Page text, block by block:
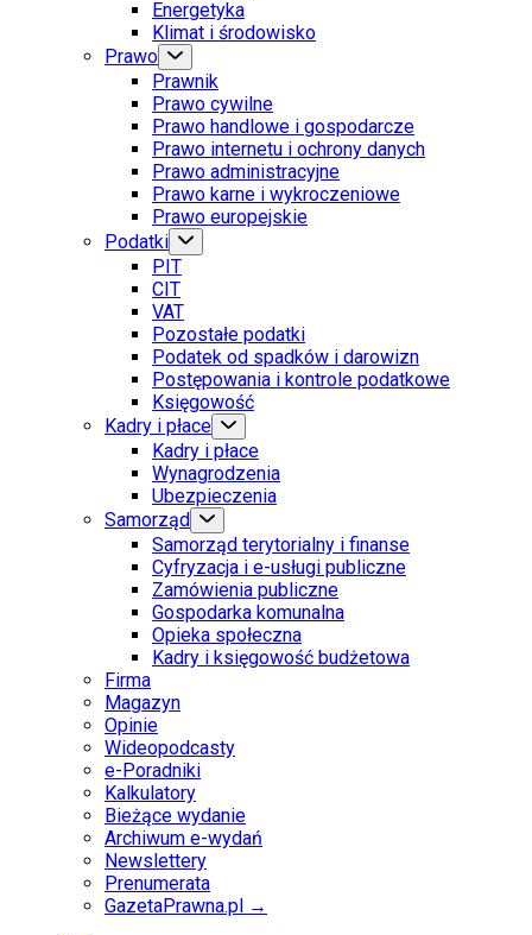
Energetyka
Klimat i środowisko
Prawo
Prawnik
Prawo cywilne
Prawo handlowe i gospodarcze
Prawo internetu i ochrony danych
Prawo administracyjne
Prawo karne i wykroczeniowe
Prawo europejskie
Podatki
PIT
CIT
VAT
Pozostałe podatki
Podatek od spadków i darowizn
Postępowania i kontrole podatkowe
Księgowość
Kadry i płace
Kadry i płace
Wynagrodzenia
Ubezpieczenia
Samorząd
Samorząd terytorialny i finanse
Cyfryzacja i e-usługi publiczne
Zamówienia publiczne
Gospodarka komunalna
Opieka społeczna
Kadry i księgowość budżetowa
Firma
Magazyn
Opinie
Wideopodcasty
e-Poradniki
Kalkulatory
Bieżące wydanie
Archiwum e-wydań
Newslettery
Prenumerata
GazetaPrawna.pl →